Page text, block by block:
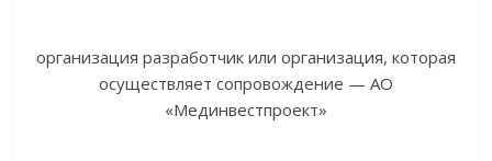
организация разработчик или организация, которая
осуществляет сопровождение — АО
«Мединвестпроект»